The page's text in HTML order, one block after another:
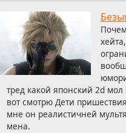
тред какой японский 2d
вот смотрю Дети
мне он реалистичней
мена.